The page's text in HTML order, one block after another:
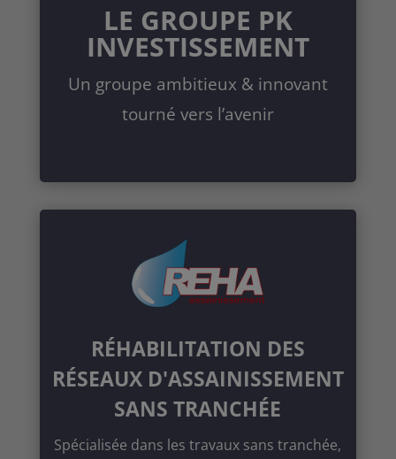
LE GROUPE PK
INVESTISSEMENT
Un groupe ambitieux & innovant
tourné vers l’avenir
RÉHABILITATION DES
RÉSEAUX D'ASSAINISSEMENT
SANS TRANCHÉE
Spécialisée dans les travaux sans tranchée,